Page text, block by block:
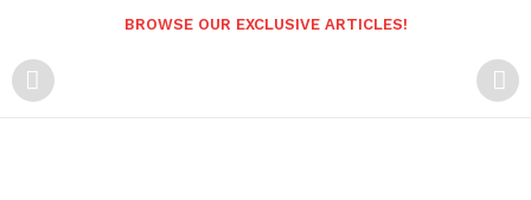
BROWSE OUR EXCLUSIVE ARTICLES!